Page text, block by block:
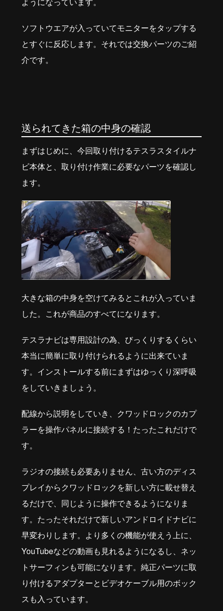
ソフトウエアが入っていてモニターをタップする
とすぐに反応します。それでは交換パーツのご紹
介です。
送られてきた箱の中身の確認
まずはじめに、今回取り付けるテスラスタイルナ
ビ本体と、取り付け作業に必要なパーツを確認し
ます。
大きな箱の中身を空けてみるとこれが入っていま
した。これが商品のすべてになります。
テスラナビは専用設計の為、びっくりするくらい
本当に簡単に取り付けられるように出来ていま
す。インストールする前にまずはゆっくり深呼吸
をしていきましょう。
配線から説明をしていき、クワッドロックのカプ
ラーを操作パネルに接続する！たったこれだけで
す。
ラジオの接続も必要ありません、古い方のディス
プレイからクワッドロックを新しい方に載せ替え
るだけで、同じように操作できるようになりま
す。たったそれだけで新しいアンドロイドナビに
早変わりします。より多くの機能が使えう上に、
YouTubeなどの動画も見れるようになるし、ネッ
トサーフィンも可能になります。純正パーツに取
り付けるアダプターとビデオケーブル用のボック
スも入っています。